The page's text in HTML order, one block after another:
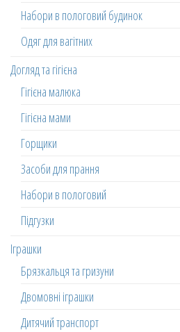
Набори в пологовий будинок
Одяг для вагітних
Догляд та гігієна
Гігієна малюка
Гігієна мами
Горщики
Засоби для прання
Набори в пологовий
Підгузки
Іграшки
Брязкальця та гризуни
Двомовні іграшки
Дитячий транспорт